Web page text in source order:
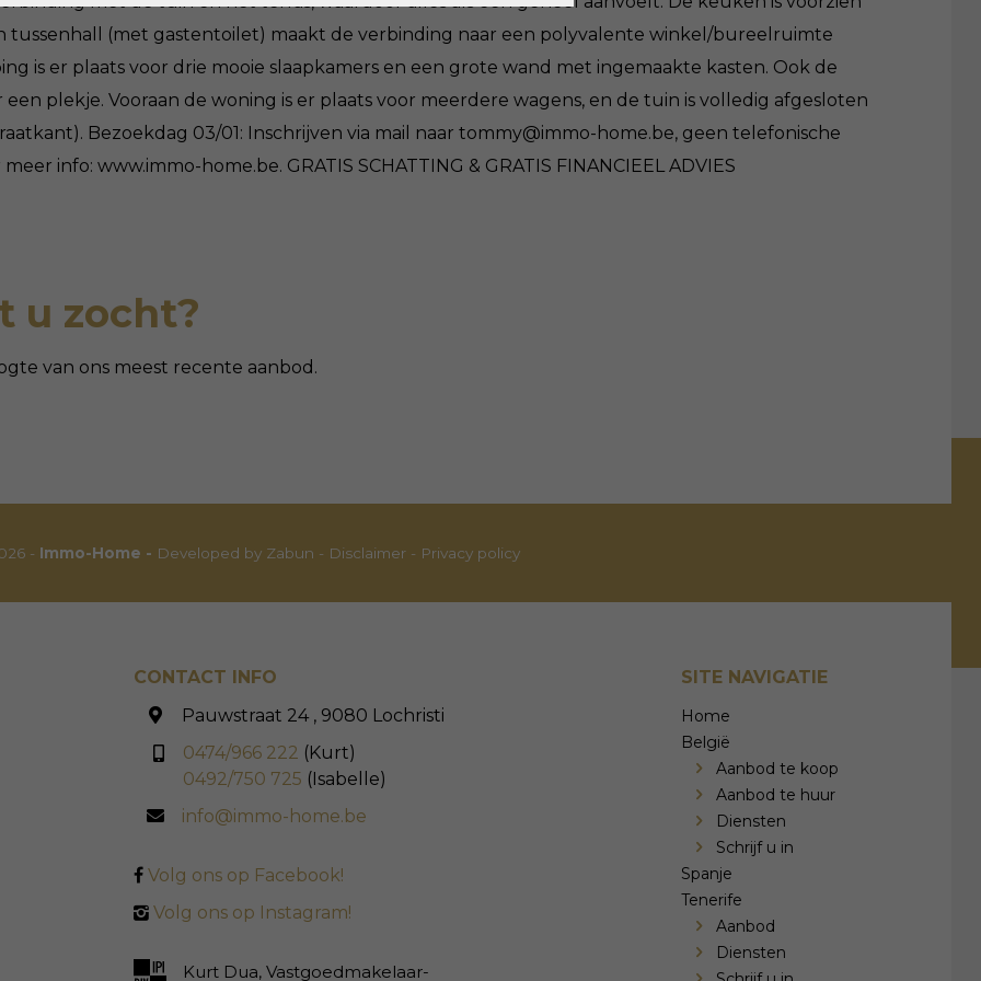
tussenhall (met gastentoilet) maakt de verbinding naar een polyvalente winkel/bureelruimte
is er plaats voor drie mooie slaapkamers en een grote wand met ingemaakte kasten. Ook de
plekje. Vooraan de woning is er plaats voor meerdere wagens, en de tuin is volledig afgesloten
Bezoekdag 03/01: Inschrijven via mail naar tommy@immo-home.be, geen telefonische
info: www.immo-home.be. GRATIS SCHATTING & GRATIS FINANCIEEL ADVIES
u zocht?
van ons meest recente aanbod.
- Immo-Home - Developed by Zabun - Disclaimer - Privacy policy
CONTACT INFO
Pauwstraat 24 , 9080 Lochristi
0474/966 222 (Kurt)
0492/750 725 (Isabelle)
info@immo-home.be
Volg ons op Facebook!
Volg ons op Instagram!
Kurt Dua, Vastgoedmakelaar-
SITE NAVIGATIE
Home
België
Aanbod te koop
Aanbod te huur
Diensten
Schrijf u in
Spanje
Tenerife
Aanbod
Diensten